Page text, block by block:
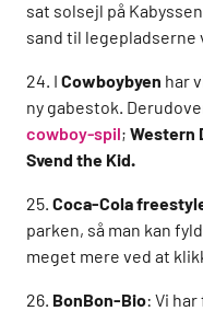
sat solsejl på
sand til legepladserne
24. I Cowboybyen har
ny gabestok.
cowboy-spil; Western
Svend the Kid.
25. Coca-Cola
parken, så man kan
meget mere ved at
26. BonBon-Bio: Vi